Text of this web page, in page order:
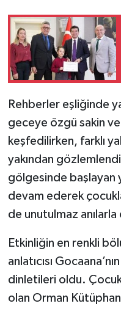
Rehberler eşliğinde
geceye özgü sakin
keşfedilirken, farklı
yakından
gölgesinde başlayan
devam ederek
de unutulmaz
Etkinliğin en renkli
anlatıcısı
dinletileri oldu.
olan Orman